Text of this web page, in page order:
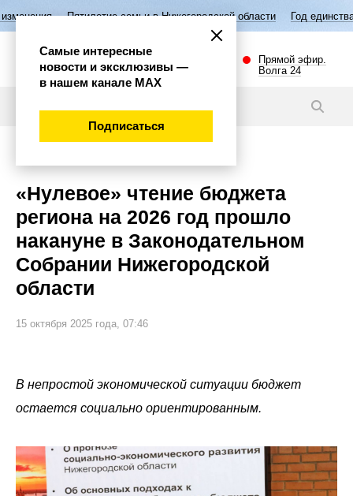
семьи в Нижегородской области Год единства народов
Прямой эфир.
Волга 24
«Нулевое» чтение бюджета
региона на 2026 год прошло
накануне в Законодательном
Собрании Нижегородской
области
15 октября 2025 года, 07:46
В непростой экономической ситуации бюджет
остается социально ориентированным.
Самые интересные
новости и эксклюзивы —
в нашем канале МАХ
Подписаться